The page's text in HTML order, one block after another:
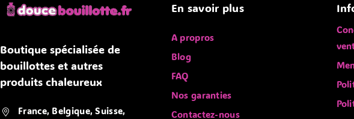
Boutique spécialisée de
bouillottes et autres
produits chaleureux
France, Belgique, Suisse,
En savoir plus
A propros
Blog
FAQ
Nos garanties
Contactez-nous